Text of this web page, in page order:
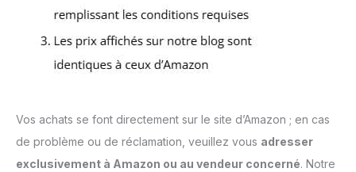
Vos achats se font directement sur le site d’Amazon ; en cas
de problème ou de réclamation, veuillez vous adresser
exclusivement à Amazon ou au vendeur concerné. Notre